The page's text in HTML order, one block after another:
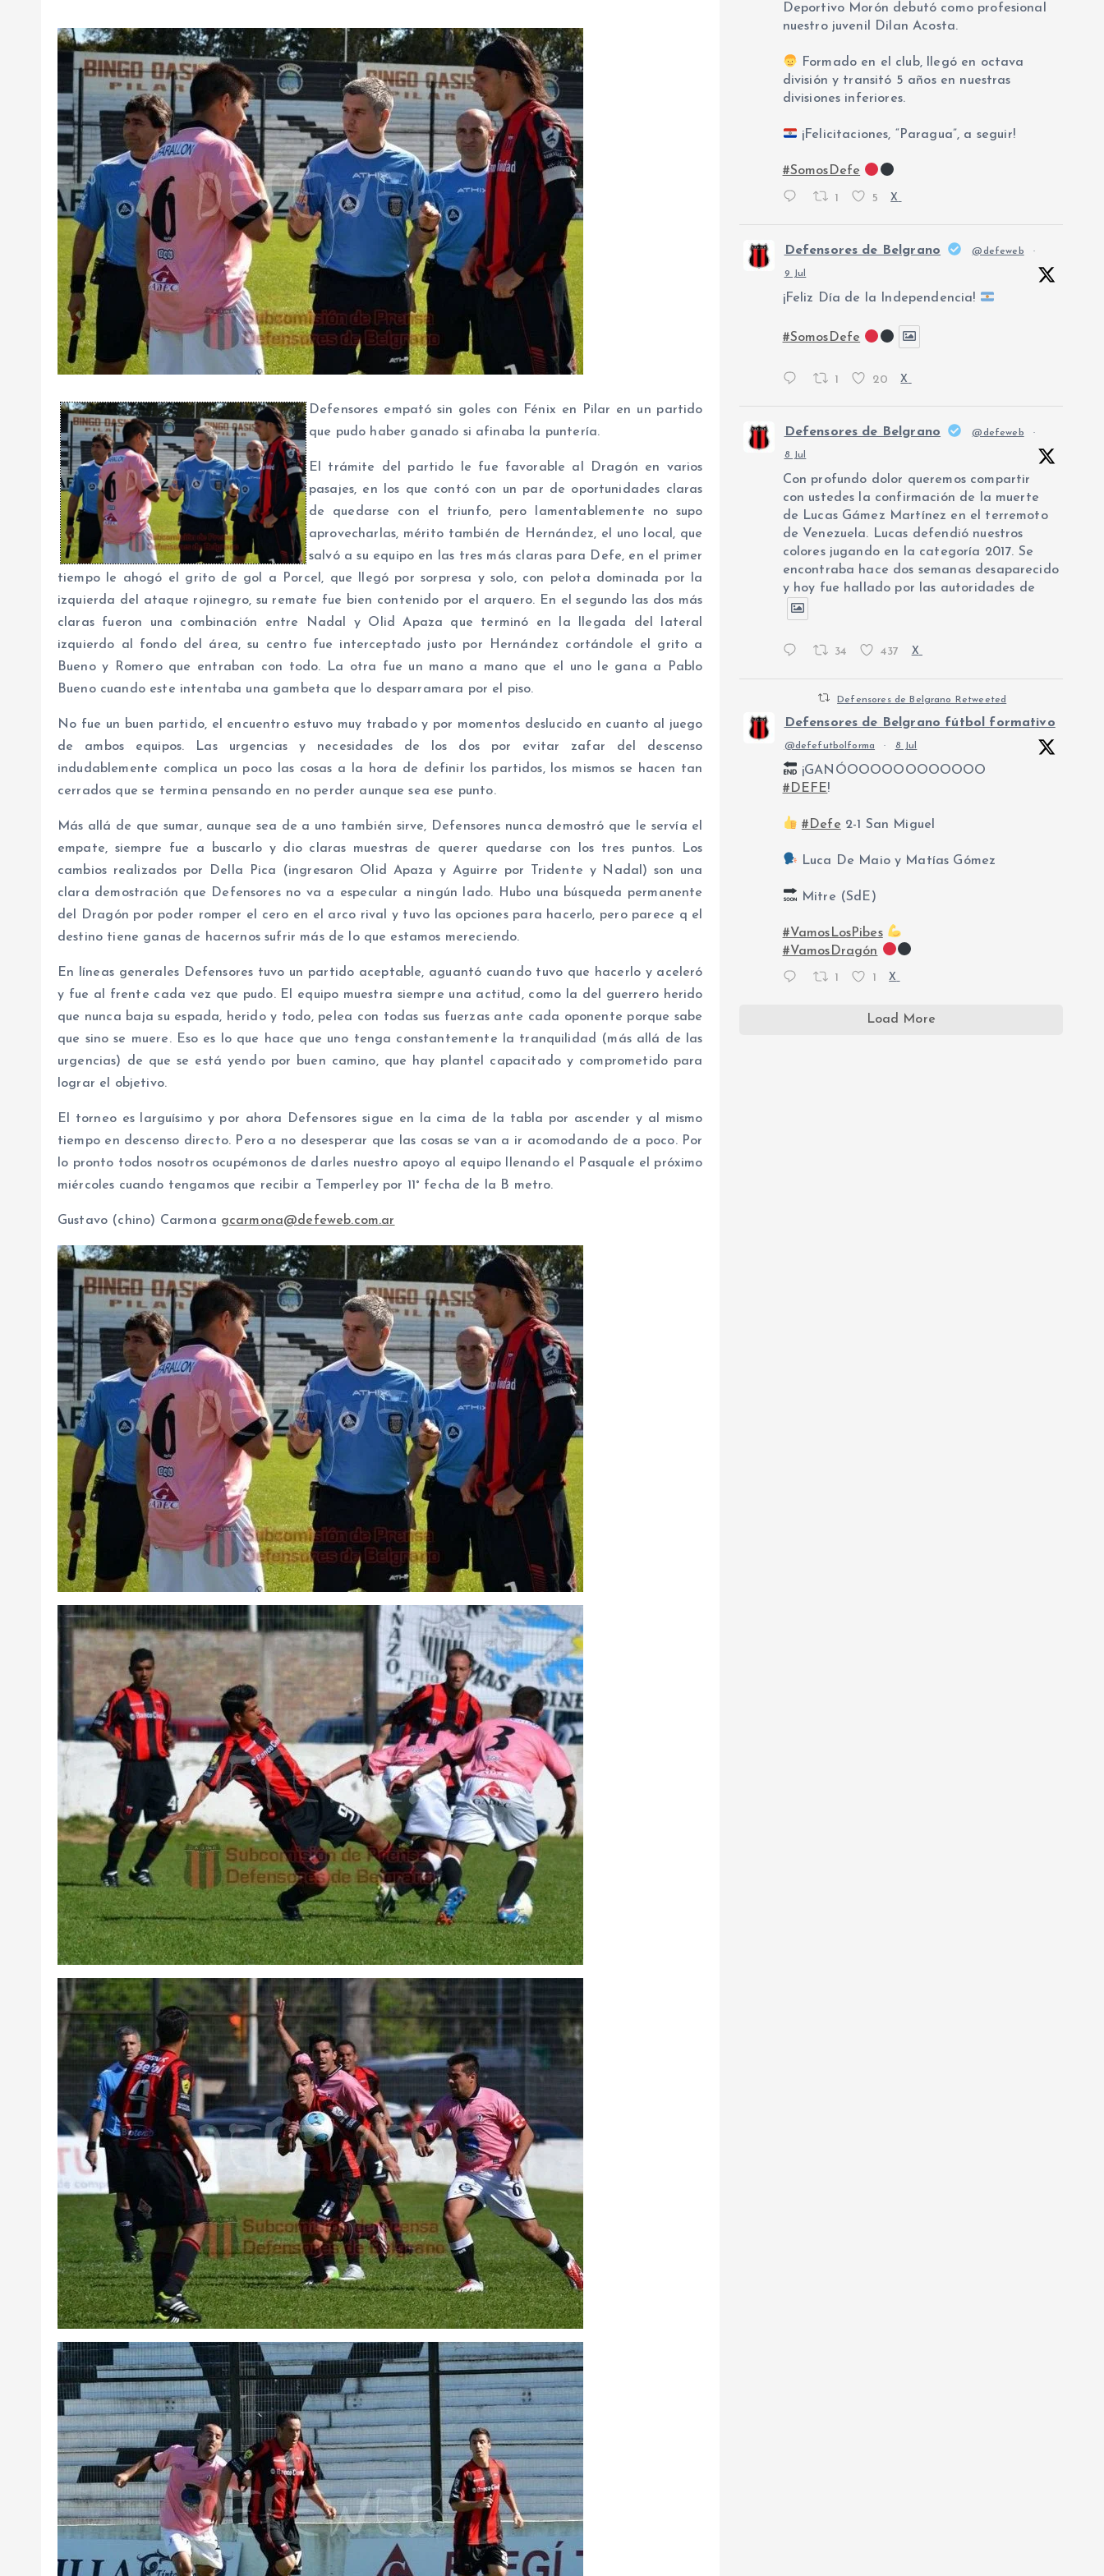
Defensores empató sin goles con Fénix en Pilar en un partido
que pudo haber ganado si afinaba la puntería.
El trámite del partido le fue favorable al Dragón en varios
pasajes, en los que contó con un par de oportunidades claras
de quedarse con el triunfo, pero lamentablemente no supo
aprovecharlas, mérito también de Hernández, el uno local, que
salvó a su equipo en las tres más claras para Defe, en el primer
tiempo le ahogó el grito de gol a Porcel, que llegó por sorpresa y solo, con pelota dominada por la
izquierda del ataque rojinegro, su remate fue bien contenido por el arquero. En el segundo las dos más
claras fueron una combinación entre Nadal y Olid Apaza que terminó en la llegada del lateral
izquierdo al fondo del área, su centro fue interceptado justo por Hernández cortándole el grito a
Bueno y Romero que entraban con todo. La otra fue un mano a mano que el uno le gana a Pablo
Bueno cuando este intentaba una gambeta que lo desparramara por el piso.
No fue un buen partido, el encuentro estuvo muy trabado y por momentos deslucido en cuanto al juego
de ambos equipos. Las urgencias y necesidades de los dos por evitar zafar del descenso
indudablemente complica un poco las cosas a la hora de definir los partidos, los mismos se hacen tan
cerrados que se termina pensando en no perder aunque sea ese punto.
Más allá de que sumar, aunque sea de a uno también sirve, Defensores nunca demostró que le servía el
empate, siempre fue a buscarlo y dio claras muestras de querer quedarse con los tres puntos. Los
cambios realizados por Della Pica (ingresaron Olid Apaza y Aguirre por Tridente y Nadal) son una
clara demostración que Defensores no va a especular a ningún lado. Hubo una búsqueda permanente
del Dragón por poder romper el cero en el arco rival y tuvo las opciones para hacerlo, pero parece q el
destino tiene ganas de hacernos sufrir más de lo que estamos mereciendo.
En líneas generales Defensores tuvo un partido aceptable, aguantó cuando tuvo que hacerlo y aceleró
y fue al frente cada vez que pudo. El equipo muestra siempre una actitud, como la del guerrero herido
que nunca baja su espada, herido y todo, pelea con todas sus fuerzas ante cada oponente porque sabe
que sino se muere. Eso es lo que hace que uno tenga constantemente la tranquilidad (más allá de las
urgencias) de que se está yendo por buen camino, que hay plantel capacitado y comprometido para
lograr el objetivo.
El torneo es larguísimo y por ahora Defensores sigue en la cima de la tabla por ascender y al mismo
tiempo en descenso directo. Pero a no desesperar que las cosas se van a ir acomodando de a poco. Por
lo pronto todos nosotros ocupémonos de darles nuestro apoyo al equipo llenando el Pasquale el próximo
miércoles cuando tengamos que recibir a Temperley por 11° fecha de la B metro.
Gustavo (chino) Carmona gcarmona@defeweb.com.ar
Deportivo Morón debutó como profesional
nuestro juvenil Dilan Acosta.
Formado en el club, llegó en octava
división y transitó 5 años en nuestras
divisiones inferiores.
¡Felicitaciones, “Paragua”, a seguir!
#SomosDefe
1 5 X
Defensores de Belgrano @defeweb ·
9 Jul
¡Feliz Día de la Independencia!
#SomosDefe
1 20 X
Defensores de Belgrano @defeweb ·
8 Jul
Con profundo dolor queremos compartir
con ustedes la confirmación de la muerte
de Lucas Gámez Martínez en el terremoto
de Venezuela. Lucas defendió nuestros
colores jugando en la categoría 2017. Se
encontraba hace dos semanas desaparecido
y hoy fue hallado por las autoridades de
34 437 X
Defensores de Belgrano Retweeted
Defensores de Belgrano fútbol formativo
@defefutbolforma · 8 Jul
¡GANÓOOOOOOOOOOOO
#DEFE!
#Defe 2-1 San Miguel
Luca De Maio y Matías Gómez
Mitre (SdE)
#VamosLosPibes
#VamosDragón
1 1 X
Load More